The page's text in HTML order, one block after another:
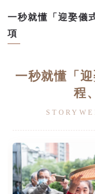
一秒就懂「迎娶儀
項
一秒就懂「
程